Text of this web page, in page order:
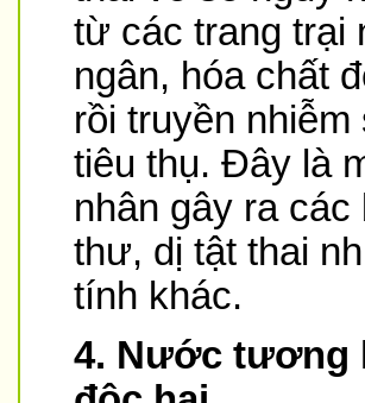
từ các trang trại
ngân, hóa chất
rồi truyền
tiêu thụ. Đây là
nhân gây ra
thư, dị tật thai
tính khác.
4. Nước tương